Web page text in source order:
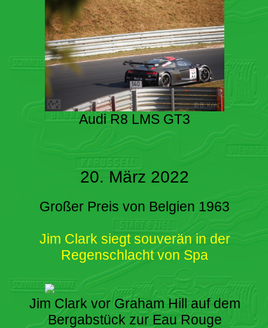
Audi R8 LMS GT3
20. März 2022
Großer Preis von Belgien 1963
Jim Clark siegt souverän in der
Regenschlacht von Spa
Jim Clark vor Graham Hill auf dem
Bergabstück zur Eau Rouge